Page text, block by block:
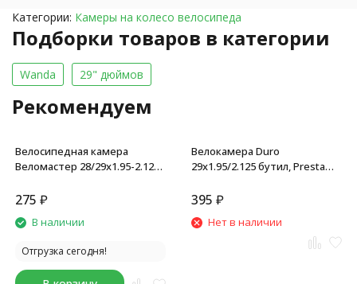
Категории: Камеры на колесо велосипеда
Подборки товаров в категории
Wanda 29" дюймов
Рекомендуем
Велосипедная камера
Веломастер 28/29x1.95-2.125
SEYOUN, бутил, черный
275 ₽
В наличии
Отгрузка сегодня!
Велокамера Duro
29x1.95/2.125 бутил, Presta
395 ₽
Нет в наличии